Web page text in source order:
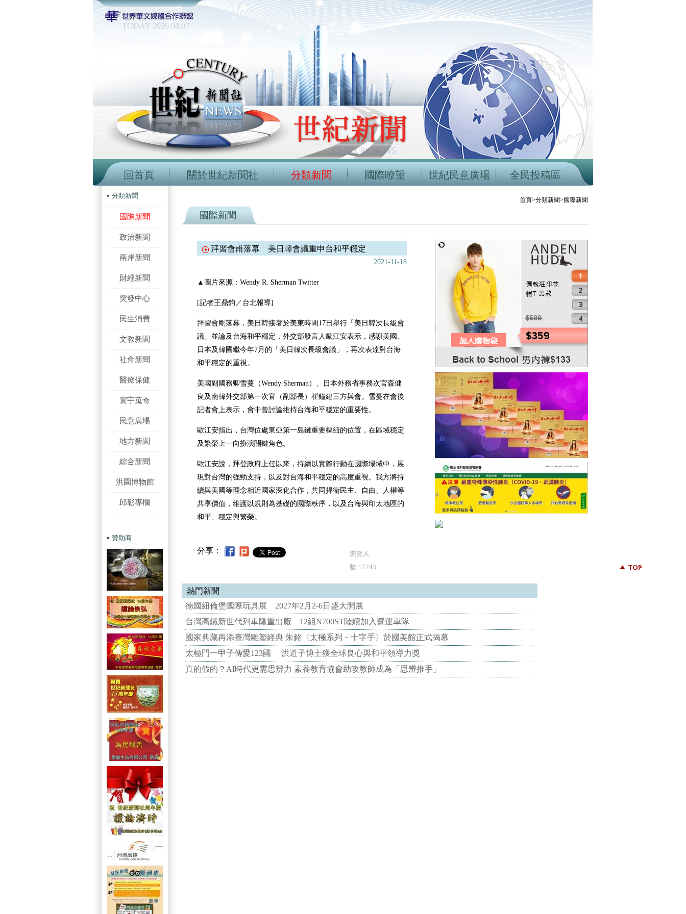
TODAY 2026.08.07
回首頁 關於世紀新聞社 分類新聞 國際暸望 世紀民意廣場 全民投稿區
分類新聞
國際新聞
政治新聞
兩岸新聞
財經新聞
突發中心
民生消費
文教新聞
社會新聞
醫療保健
寰宇蒐奇
民意廣場
地方新聞
綜合新聞
洪園博物館
邱彰專欄
贊助商
首頁>分類新聞>國際新聞
國際新聞
拜習會甫落幕 美日韓會議重申台和平穩定
2021-11-18
▲圖片來源：Wendy R. Sherman Twitter
[記者王鼎鈞／台北報導]
拜習會剛落幕，美日韓接著於美東時間17日舉行「美日韓次長級會
議」並論及台海和平穩定，外交部發言人歐江安表示，感謝美國、
日本及韓國繼今年7月的「美日韓次長級會議」，再次表達對台海
和平穩定的重視。
美國副國務卿雪蔓（Wendy Sherman）、日本外務省事務次官森健
良及南韓外交部第一次官（副部長）崔鐘建三方與會。雪蔓在會後
記者會上表示，會中曾討論維持台海和平穩定的重要性。
歐江安指出，台灣位處東亞第一島鏈重要樞紐的位置，在區域穩定
及繁榮上一向扮演關鍵角色。
歐江安說，拜登政府上任以來，持續以實際行動在國際場域中，展
現對台灣的強勁支持，以及對台海和平穩定的高度重視。我方將持
續與美國等理念相近國家深化合作，共同捍衛民主、自由、人權等
共享價值，維護以規則為基礎的國際秩序，以及台海與印太地區的
和平、穩定與繁榮。
分享：
瀏覽人
數:17243
熱門新聞
德國紐倫堡國際玩具展 2027年2月2-6日盛大開展
台灣高鐵新世代列車隆重出廠 12組N700ST陸續加入營運車隊
國家典藏再添臺灣雕塑經典 朱銘〈太極系列－十字手〉於國美館正式揭幕
太極門一甲子傳愛123國 洪道子博士獲全球良心與和平領導力獎
真的假的？AI時代更需思辨力 素養教育協會助攻教師成為「思辨推手」